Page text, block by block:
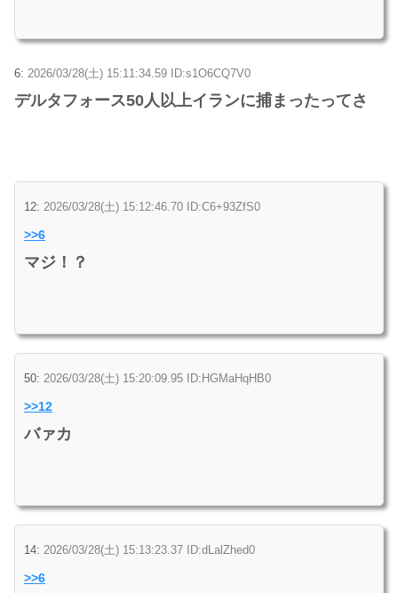
6: 2026/03/28(土) 15:11:34.59 ID:s1O6CQ7V0
デルタフォース50人以上イランに捕まったってさ
12: 2026/03/28(土) 15:12:46.70 ID:C6+93ZfS0
>>6
マジ！？
50: 2026/03/28(土) 15:20:09.95 ID:HGMaHqHB0
>>12
バァカ
14: 2026/03/28(土) 15:13:23.37 ID:dLalZhed0
>>6